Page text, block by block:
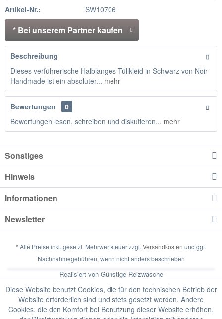
Artikel-Nr.: SW10706
* Bei unserem Partner kaufen
Beschreibung
Dieses verführerische Halblanges Tüllkleid in Schwarz von Noir
Handmade ist ein absoluter... mehr
Bewertungen
0
Bewertungen lesen, schreiben und diskutieren... mehr
Sonstiges
Hinweis
Informationen
Newsletter
* Alle Preise inkl. gesetzl. Mehrwertsteuer zzgl. Versandkosten und ggf.
Nachnahmegebühren, wenn nicht anders beschrieben
Realisiert von Günstige Reizwäsche
Diese Website benutzt Cookies, die für den technischen Betrieb der
Website erforderlich sind und stets gesetzt werden. Andere
Cookies, die den Komfort bei Benutzung dieser Website erhöhen,